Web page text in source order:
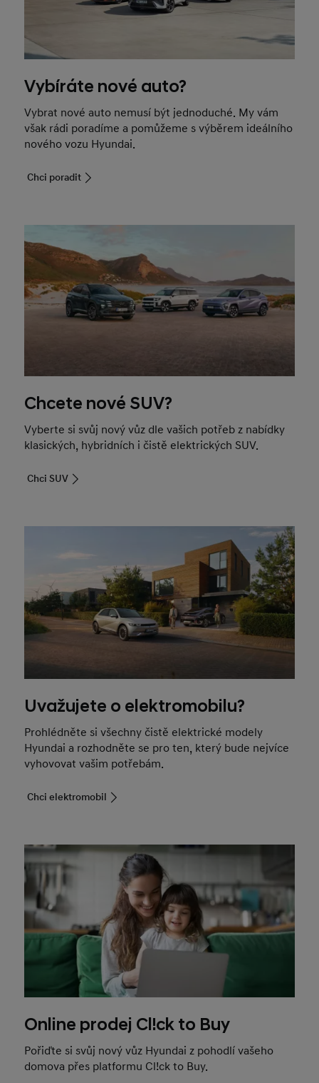
Vybíráte nové auto?
Vybrat nové auto nemusí být jednoduché. My vám
však rádi poradíme a pomůžeme s výběrem ideálního
nového vozu Hyundai.
Chci poradit
Chcete nové SUV?
Vyberte si svůj nový vůz dle vašich potřeb z nabídky
klasických, hybridních i čistě elektrických SUV.
Chci SUV
Uvažujete o elektromobilu?
Prohlédněte si všechny čistě elektrické modely
Hyundai a rozhodněte se pro ten, který bude nejvíce
vyhovovat vašim potřebám.
Chci elektromobil
Online prodej Cl!ck to Buy
Pořiďte si svůj nový vůz Hyundai z pohodlí vašeho
domova přes platformu Cl!ck to Buy.